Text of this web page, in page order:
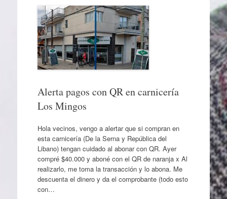
Alerta pagos con QR en carnicería
Los Mingos
Hola vecinos, vengo a alertar que si compran en
esta carnicería (De la Serna y República del
Libano) tengan cuidado al abonar con QR. Ayer
compré $40.000 y aboné con el QR de naranja x Al
realizarlo, me toma la transacción y lo abona. Me
descuenta el dinero y da el comprobante (todo esto
con…